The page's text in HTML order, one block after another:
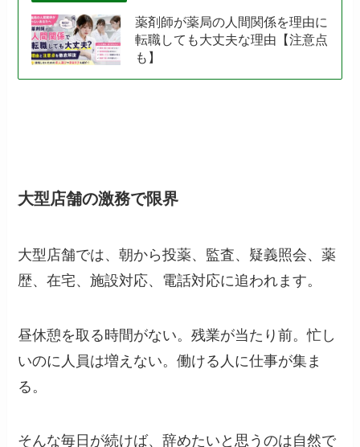
薬剤師が薬局の人間関係を理由に
転職しても大丈夫な理由【注意点
も】
大型店舗の激務で限界
大型店舗では、朝から投薬、監査、疑義照会、薬
歴、在宅、施設対応、電話対応に追われます。
昼休憩を取る時間がない。残業が当たり前。忙し
いのに人員は増えない。働ける人に仕事が集ま
る。
そんな毎日が続けば、辞めたいと思うのは自然で